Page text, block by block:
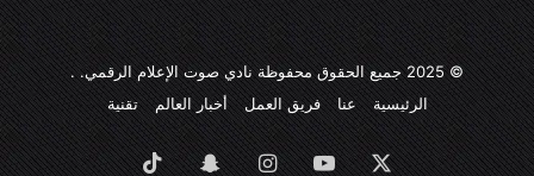
© 2025 جميع الحقوق محفوظة نادي صوت الإعلام الرقمي. .
الرئيسية
عنا فريق العمل أخبار العالم تقنية
‫X
‫YouTubeانستقرامسناب ‫TikTok